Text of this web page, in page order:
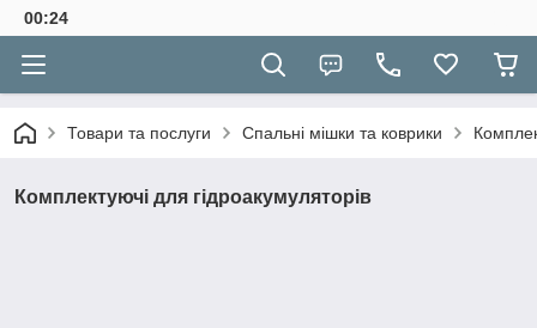
00:24
Товари та послуги Спальні мішки та коврики
Комплектуючі для гідроакумуляторів